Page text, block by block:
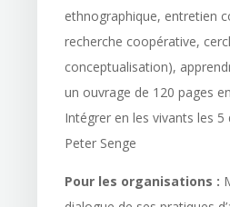
ethnographique, entretien
recherche coopérative,
conceptualisation),
un ouvrage de 120 pages
Intégrer en les vivants les 5
Peter Senge
Pour les organisations :